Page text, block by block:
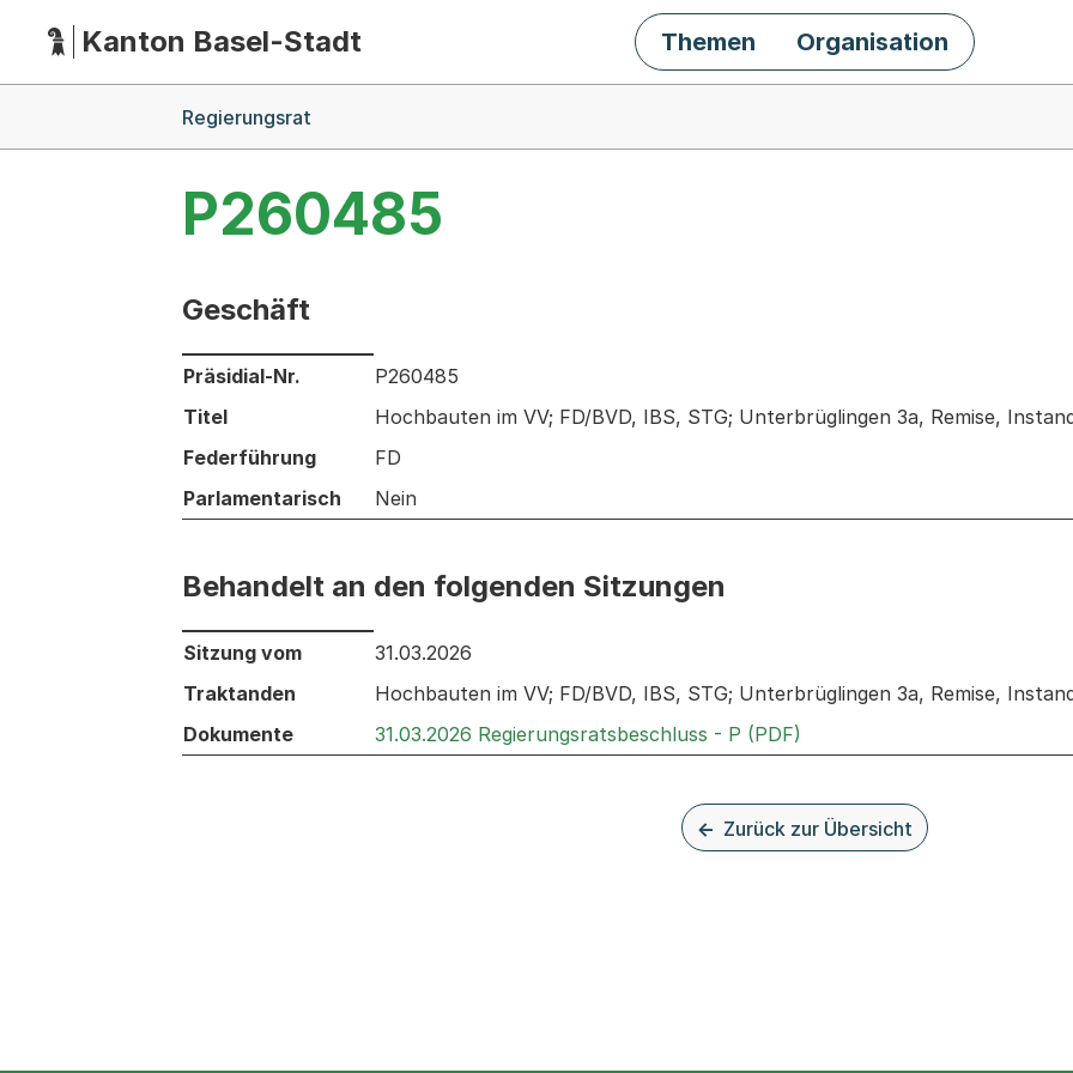
HauptnavigationKanton Basel-Stadt Themen Organisation
Regierungsrat
P260485
Geschäft
Informationen zum Ausgewählten Geschäft
Präsidial-Nr.
P260485
Titel
Hochbauten im VV; FD/BVD, IBS, STG; Unterbrüglingen 3a, Remise,
Federführung
FD
Parlamentarisch
Nein
Behandelt an den folgenden Sitzungen
Behandelt an den folgenden Sitzungen: Informationen zu den Sitzungen zum Geschäft
Sitzung vom
31.03.2026
Traktanden
Hochbauten im VV; FD/BVD, IBS, STG; Unterbrüglingen 3a, Remise,
Dokumente
31.03.2026 Regierungsratsbeschluss - P (PDF)
Zurück zur Übersicht